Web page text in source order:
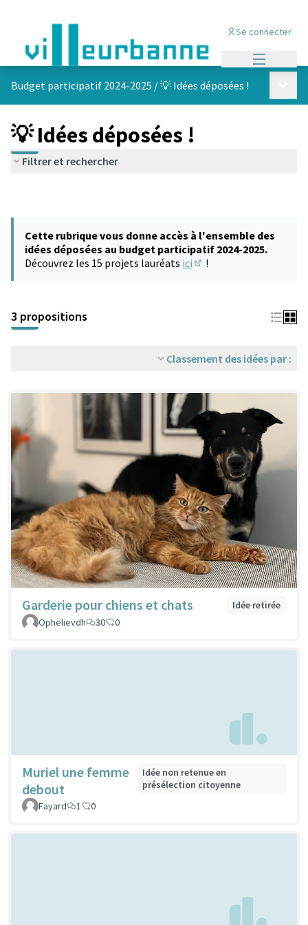
Se connecter
Budget participatif 2024-2025 /💡 Idées déposées !
💡 Idées déposées !
Filtrer et rechercher
Cette rubrique vous donne accès à l'ensemble des
idées déposées au budget participatif 2024-2025.
Découvrez les 15 projets lauréats ici !
3 propositions
Classement des idées par :
Garderie pour chiens et chats
Idée retirée
Ophelievdh
30 0
Muriel une femme
debout
Idée non retenue en
présélection citoyenne
Fayard
1 0